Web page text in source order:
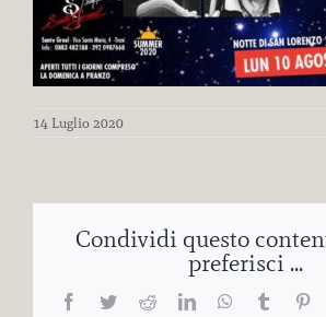
14 Luglio 2020
Condividi questo
preferisci ...
Facebook
TwitterRedditLinkedInWhatsApp
Tumblr